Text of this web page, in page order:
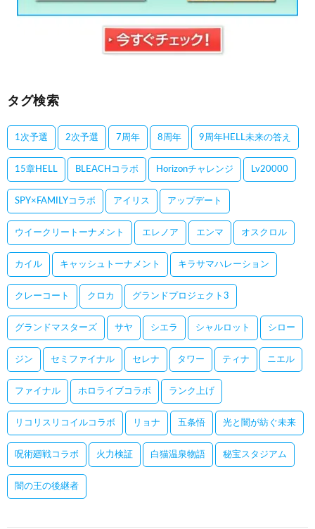
タグ検索
1次予選 2次予選 7周年 8周年 9周年HELL未来の答え
15章HELL BLEACHコラボ Horizonチャレンジ Lv20000
SPY×FAMILYコラボ アイリス アップデート
ウイークリートーナメント エレノア エンマ オスクロル
カイル キャッシュトーナメント キラサマハレーション
クレーコート クロカ グランドプロジェクト3
グランドマスターズ サヤ シエラ シャルロット シロー
ジン セミファイナル セレナ タワー ティナ ニエル
ファイナル ホロライブコラボ ランク上げ
リコリスリコイルコラボ リョナ 五条悟 光と闇が紡ぐ未来
呪術廻戦コラボ 火力検証 白猫温泉物語 秘宝スタジアム
闇の王の後継者